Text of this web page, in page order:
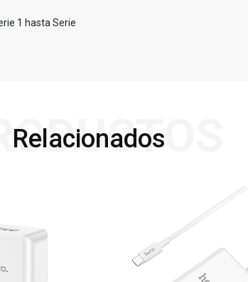
1 hasta Serie
Relacionados